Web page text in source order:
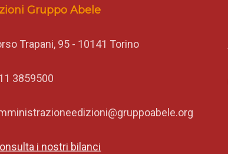
Gruppo Abele
Trapani, 95 - 10141 Torino
3859500
i nostri bilanci